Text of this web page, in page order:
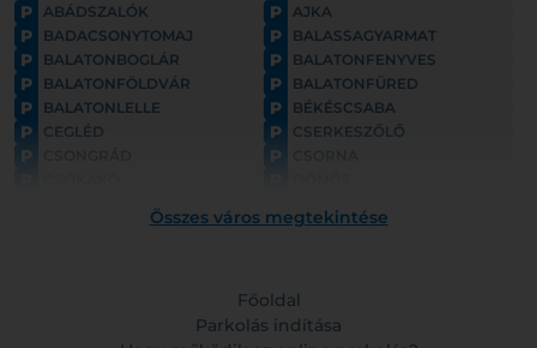
P ABÁDSZALÓK P AJKA
P BADACSONYTOMAJ P BALASSAGYARMAT
P BALATONBOGLÁR P BALATONFENYVES
P BALATONFÖLDVÁR P BALATONFÜRED
P BALATONLELLE P BÉKÉSCSABA
P CEGLÉD P CSERKESZŐLŐ
P P
P GYÖNGYÖS
P HOLLÓKŐ
P HÉVÍZ
Összes város megtekintése
Főoldal
Parkolás indítása